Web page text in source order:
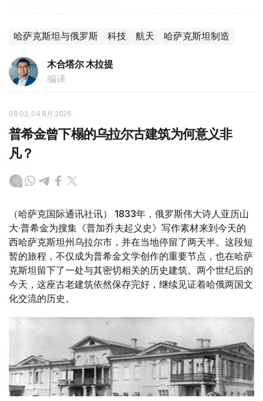
哈萨克斯坦与俄罗斯 科技 航天 哈萨克斯坦制造
木合塔尔 木拉提
编译
09:02, 04 8月 2026
普希金曾下榻的乌拉尔古建筑为何意义非
凡？
（哈萨克国际通讯社讯） 1833年，俄罗斯伟大诗人亚历山
大·普希金为搜集《普加乔夫起义史》写作素材来到今天的
西哈萨克斯坦州乌拉尔市，并在当地停留了两天半。这段短
暂的旅程，不仅成为普希金文学创作的重要节点，也在哈萨
克斯坦留下了一处与其密切相关的历史建筑。两个世纪后的
今天，这座古老建筑依然保存完好，继续见证着哈俄两国文
化交流的历史。